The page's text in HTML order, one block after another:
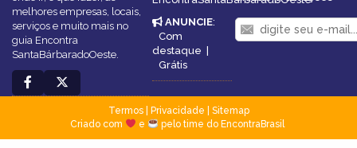
melhores empresas, locais,
serviços e muito mais no
guia Encontra
SantaBárbaradoOeste.
ANUNCIE:
Com
destaque |
Grátis
Termos| Privacidade
Sitemap
Criado com
e pelo time do EncontraBrasil